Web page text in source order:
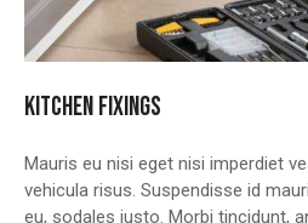
KITCHEN FIXINGS
Mauris eu nisi eget nisi imperdiet
vehicula risus. Suspendisse id
eu, sodales justo. Morbi tincidunt,